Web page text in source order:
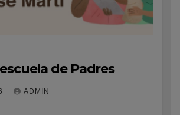
de Padres
ADMIN